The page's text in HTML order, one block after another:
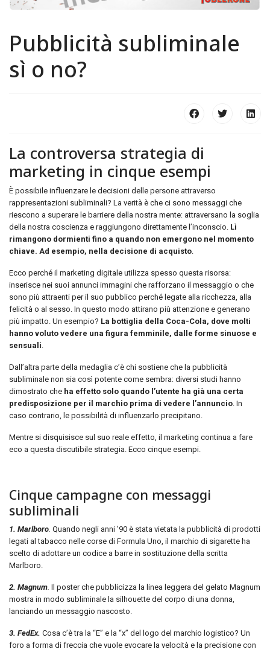
Pubblicità subliminale
sì o no?
La controversa strategia di
marketing in cinque esempi
È possibile influenzare le decisioni delle persone attraverso
rappresentazioni subliminali? La verità è che ci sono messaggi che
riescono a superare le barriere della nostra mente: attraversano la soglia
della nostra coscienza e raggiungono direttamente l’inconscio. Lì
rimangono dormienti fino a quando non emergono nel momento
chiave. Ad esempio, nella decisione di acquisto.
Ecco perché il marketing digitale utilizza spesso questa risorsa:
inserisce nei suoi annunci immagini che rafforzano il messaggio o che
sono più attraenti per il suo pubblico perché legate alla ricchezza, alla
felicità o al sesso. In questo modo attirano più attenzione e generano
più impatto. Un esempio? La bottiglia della Coca-Cola, dove molti
hanno voluto vedere una figura femminile, dalle forme sinuose e
sensuali.
Dall’altra parte della medaglia c’è chi sostiene che la pubblicità
subliminale non sia così potente come sembra: diversi studi hanno
dimostrato che ha effetto solo quando l’utente ha già una certa
predisposizione per il marchio prima di vedere l’annuncio. In
caso contrario, le possibilità di influenzarlo precipitano.
Mentre si disquisisce sul suo reale effetto, il marketing continua a fare
eco a questa discutibile strategia. Ecco cinque esempi.
Cinque campagne con messaggi
subliminali
1. Marlboro. Quando negli anni ’90 è stata vietata la pubblicità di prodotti
legati al tabacco nelle corse di Formula Uno, il marchio di sigarette ha
scelto di adottare un codice a barre in sostituzione della scritta
Marlboro.
2. Magnum. Il poster che pubblicizza la linea leggera del gelato Magnum
mostra in modo subliminale la silhouette del corpo di una donna,
lanciando un messaggio nascosto.
3. FedEx. Cosa c’è tra la “E” e la “x” del logo del marchio logistico? Un
foro a forma di freccia che vuole evocare la velocità e la precisione con